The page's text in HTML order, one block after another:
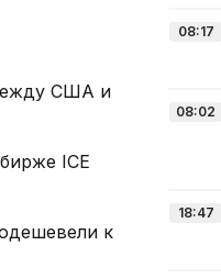
США и
ICE
к
08:17
08:02
18:47